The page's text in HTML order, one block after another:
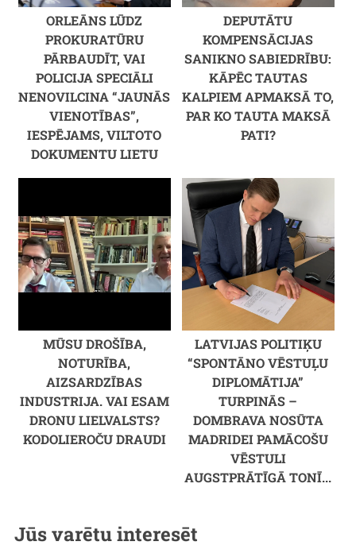
ORLEĀNS LŪDZ
PROKURATŪRU
PĀRBAUDĪT, VAI
POLICIJA SPECIĀLI
NENOVILCINA “JAUNĀS
VIENOTĪBAS”,
IESPĒJAMS, VILTOTO
DOKUMENTU LIETU
DEPUTĀTU
KOMPENSĀCIJAS
SANIKNO SABIEDRĪBU:
KĀPĒC TAUTAS
KALPIEM APMAKSĀ TO,
PAR KO TAUTA MAKSĀ
PATI?
MŪSU DROŠĪBA,
NOTURĪBA,
AIZSARDZĪBAS
INDUSTRIJA. VAI ESAM
DRONU LIELVALSTS?
KODOLIEROČU DRAUDI
LATVIJAS POLITIĶU
“SPONTĀNO VĒSTUĻU
DIPLOMĀTIJA”
TURPINĀS –
DOMBRAVA NOSŪTA
MADRIDEI PAMĀCOŠU
VĒSTULI
AUGSTPRĀTĪGĀ TONĪ...
Jūs varētu interesēt